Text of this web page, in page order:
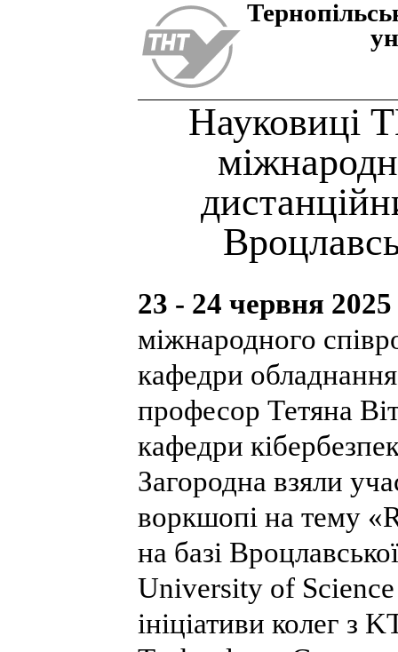
Науковиці
23 - 24 червня
міжнародного
кафедри
професор Тетяна
кафедри
Загородна взяли
воркшопі на тему
на базі
University of
ініціативи колег з